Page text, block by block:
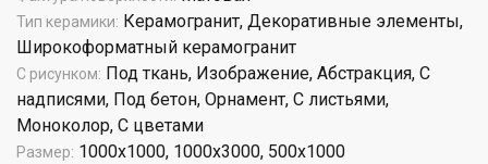
Тип керамики: Керамогранит, Декоративные элементы,
Широкоформатный керамогранит
С рисунком: Под ткань, Изображение, Абстракция, С
надписями, Под бетон, Орнамент, С листьями,
Моноколор, С цветами
Размер: 1000x1000, 1000x3000, 500x1000